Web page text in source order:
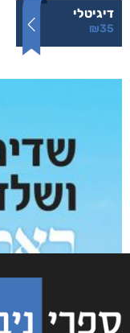
דיגיטלי
₪35